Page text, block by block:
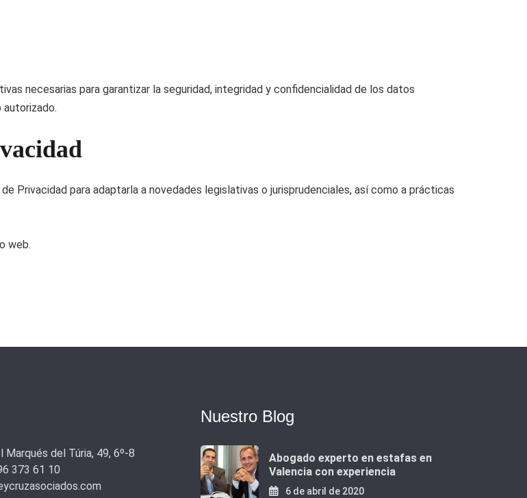
necesarias para garantizar la seguridad, integridad y confidencialidad de los datos
Privacidad para adaptarla a novedades legislativas o jurisprudenciales, así como a prácticas
web.
Marqués del Túria, 49, 6º-8
373 61 10
Nuestro Blog
Abogado experto en estafas en
Valencia con experiencia
6 de abril de 2020